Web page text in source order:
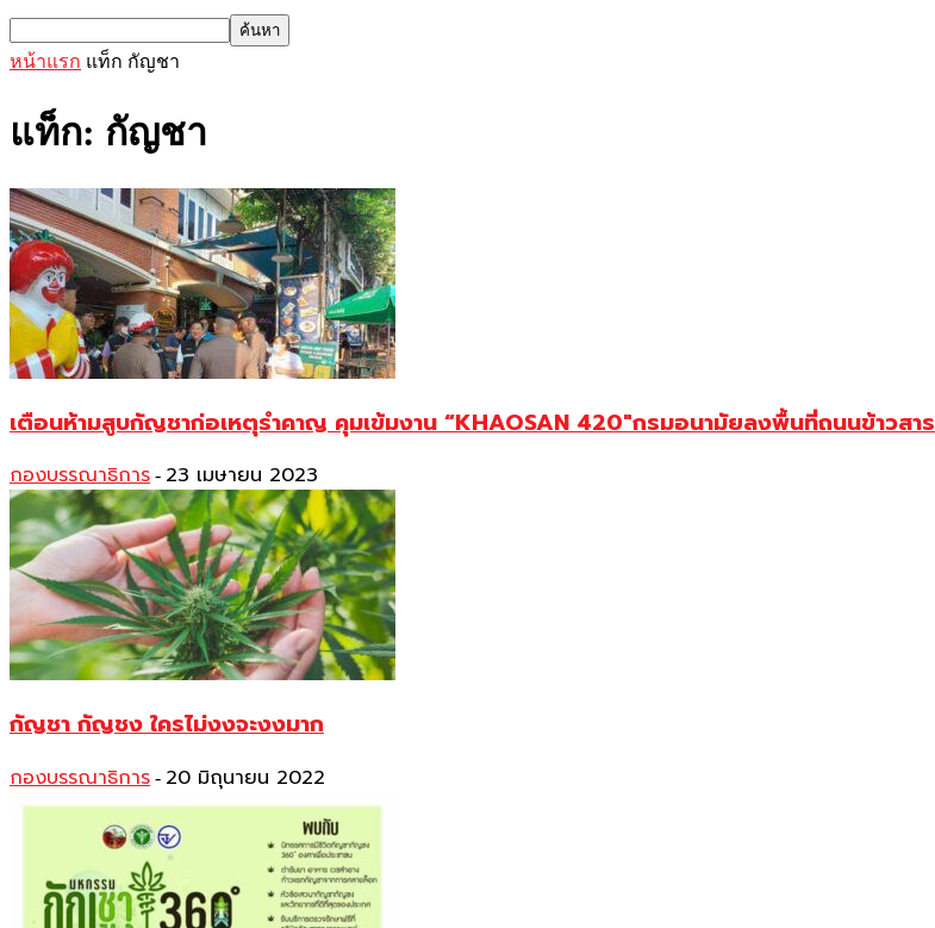
หน้าแรก แท็ก กัญชา
แท็ก: กัญชา
เตือนห้ามสูบกัญชาก่อเหตุรำคาญ คุมเข้มงาน “KHAOSAN 420″กรมอนามัยลงพื้นที่ถนนข้าวสาร
กองบรรณาธิการ - 23 เมษายน 2023
กัญชา กัญชง ใครไม่งงจะงงมาก
กองบรรณาธิการ - 20 มิถุนายน 2022